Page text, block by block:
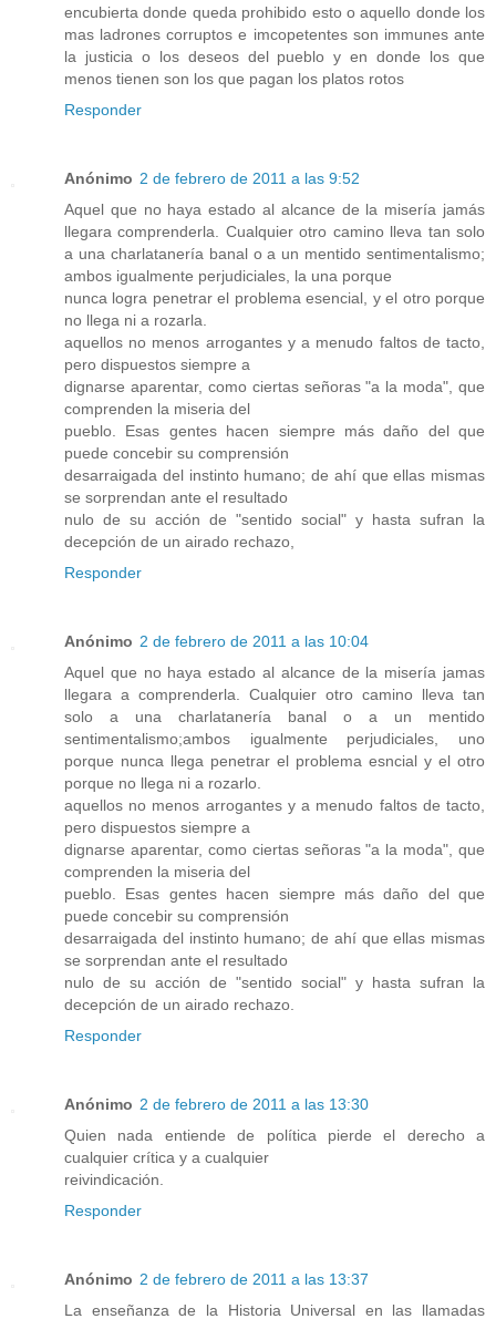
encubierta donde queda prohibido esto o aquello donde los
mas ladrones corruptos e imcopetentes son immunes ante
la justicia o los deseos del pueblo y en donde los que
menos tienen son los que pagan los platos rotos
Responder
Anónimo 2 de febrero de 2011 a las 9:52
Aquel que no haya estado al alcance de la misería jamás
llegara comprenderla. Cualquier otro camino lleva tan solo
a una charlatanería banal o a un mentido sentimentalismo;
ambos igualmente perjudiciales, la una porque
nunca logra penetrar el problema esencial, y el otro porque
no llega ni a rozarla.
aquellos no menos arrogantes y a menudo faltos de tacto,
pero dispuestos siempre a
dignarse aparentar, como ciertas señoras "a la moda", que
comprenden la miseria del
pueblo. Esas gentes hacen siempre más daño del que
puede concebir su comprensión
desarraigada del instinto humano; de ahí que ellas mismas
se sorprendan ante el resultado
nulo de su acción de "sentido social" y hasta sufran la
decepción de un airado rechazo,
Responder
Anónimo 2 de febrero de 2011 a las 10:04
Aquel que no haya estado al alcance de la misería jamas
llegara a comprenderla. Cualquier otro camino lleva tan
solo a una charlatanería banal o a un mentido
sentimentalismo;ambos igualmente perjudiciales, uno
porque nunca llega penetrar el problema esncial y el otro
porque no llega ni a rozarlo.
aquellos no menos arrogantes y a menudo faltos de tacto,
pero dispuestos siempre a
dignarse aparentar, como ciertas señoras "a la moda", que
comprenden la miseria del
pueblo. Esas gentes hacen siempre más daño del que
puede concebir su comprensión
desarraigada del instinto humano; de ahí que ellas mismas
se sorprendan ante el resultado
nulo de su acción de "sentido social" y hasta sufran la
decepción de un airado rechazo.
Responder
Anónimo 2 de febrero de 2011 a las 13:30
Quien nada entiende de política pierde el derecho a
cualquier crítica y a cualquier
reivindicación.
Responder
Anónimo 2 de febrero de 2011 a las 13:37
La enseñanza de la Historia Universal en las llamadas